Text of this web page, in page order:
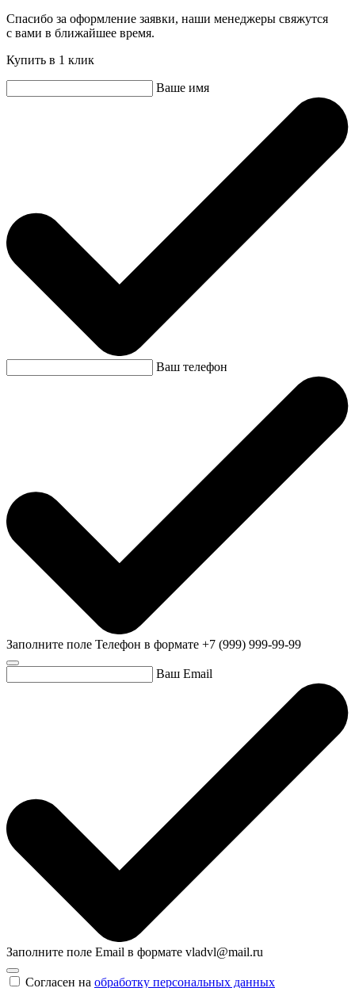
Спасибо за оформление заявки, наши менеджеры свяжутся
с вами в ближайшее время.
Купить в 1 клик
Ваше имя
Ваш телефон
Заполните поле Телефон в формате +7 (999) 999-99-99
Ваш Email
Заполните поле Email в формате vladvl@mail.ru
Согласен на обработку персональных данных